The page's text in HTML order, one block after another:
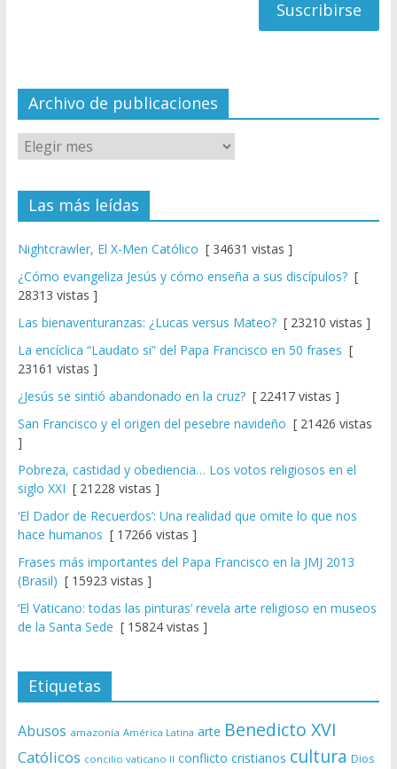
el
Archivo de publicaciones
Las más leídas
Nightcrawler, El X-Men Católico [ 34631 vistas ]
¿Cómo evangeliza Jesús y cómo enseña a sus discípulos?[
28313 vistas ]
Las bienaventuranzas: ¿Lucas versus Mateo?[ 23210 vistas ]
La encíclica “Laudato si” del Papa Francisco en 50 frases [
23161 vistas ]
¿Jesús se sintió abandonado en la cruz?[ 22417 vistas ]
San Francisco y el origen del pesebre navideño [ 21426 vistas
]
Pobreza, castidad y obediencia… Los votos religiosos en el
siglo XXI [ 21228 vistas ]
‘El Dador de Recuerdos’: Una realidad que omite lo que nos
hace humanos [ 17266 vistas ]
Frases más importantes del Papa Francisco en la JMJ 2013
(Brasil) [ 15923 vistas ]
‘El Vaticano: todas las pinturas’ revela arte religioso en museos
de la Santa Sede [ 15824 vistas ]
Etiquetas
Abusos amazonía América Latina arte Benedicto XVI
Católicos concilio vaticano II conflicto cristianos cultura Dios